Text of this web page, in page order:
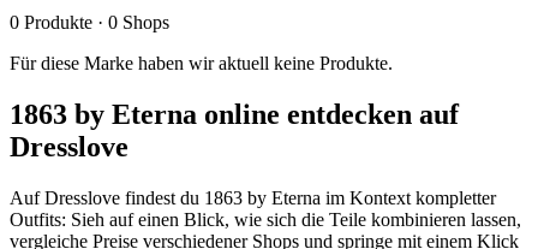
0 Produkte · 0 Shops
Für diese Marke haben wir aktuell keine Produkte.
1863 by Eterna online entdecken auf
Dresslove
Auf Dresslove findest du 1863 by Eterna im Kontext kompletter
Outfits: Sieh auf einen Blick, wie sich die Teile kombinieren lassen,
vergleiche Preise verschiedener Shops und springe mit einem Klick